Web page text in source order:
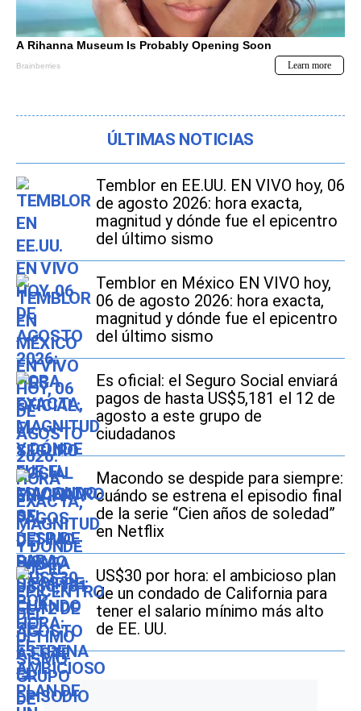
ÚLTIMAS NOTICIAS
Temblor en EE.UU. EN VIVO hoy, 06
de agosto 2026: hora exacta,
magnitud y dónde fue el epicentro
del último sismo
Temblor en México EN VIVO hoy,
06 de agosto 2026: hora exacta,
magnitud y dónde fue el epicentro
del último sismo
Es oficial: el Seguro Social enviará
pagos de hasta US$5,181 el 12 de
agosto a este grupo de
ciudadanos
Macondo se despide para siempre:
cuándo se estrena el episodio final
de la serie “Cien años de soledad”
en Netflix
US$30 por hora: el ambicioso plan
de un condado de California para
tener el salario mínimo más alto
de EE. UU.